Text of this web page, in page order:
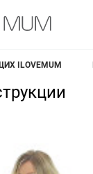
ILOVEMUM